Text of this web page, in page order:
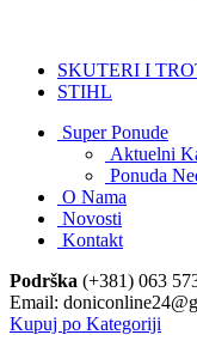
SKUTERI I
STIHL
Super Ponude
Aktuelni
Ponuda
O Nama
Novosti
Kontakt
Podrška (+381) 063
Email:
Kupuj po Kategoriji